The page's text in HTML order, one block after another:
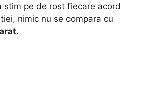
stim pe de rost fiecare acord
nimic nu se compara cu
.